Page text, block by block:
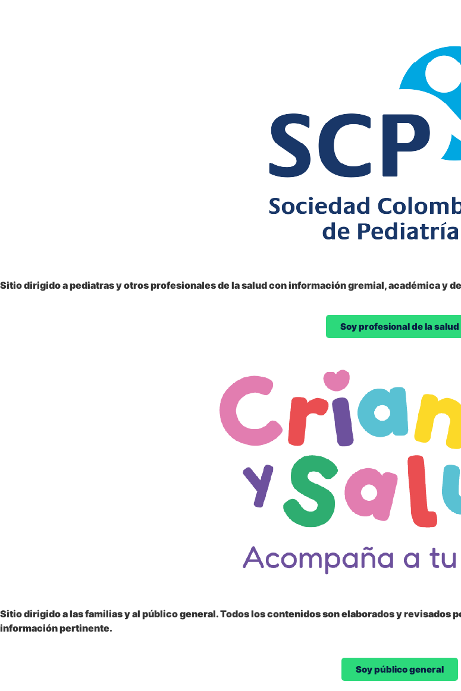
Sitio dirigido apediatras y otros profesionalesde la salud con información gremial, académica y
Soy profesional de la salud
Sitio dirigido a lasfamilias y al público general. Todos los contenidos son elaborados y revisados
información pertinente.
Soy público general